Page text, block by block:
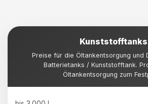
Kunststofftanks
Preise für die Öltankentsorgung und
Batterietanks / Kunststofftank.
Öltankentsorgung zum